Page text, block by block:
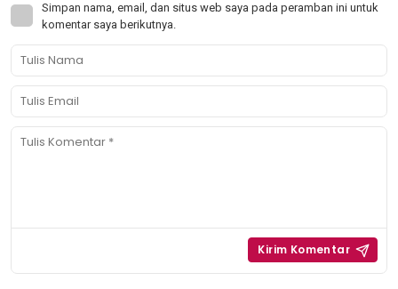
Simpan nama, email, dan situs web saya pada peramban ini untuk
komentar saya berikutnya.